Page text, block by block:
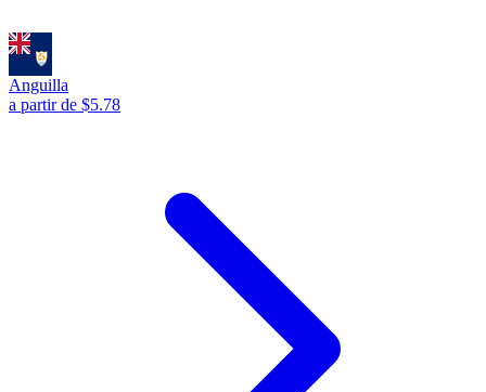
Anguilla
a partir de $5.78